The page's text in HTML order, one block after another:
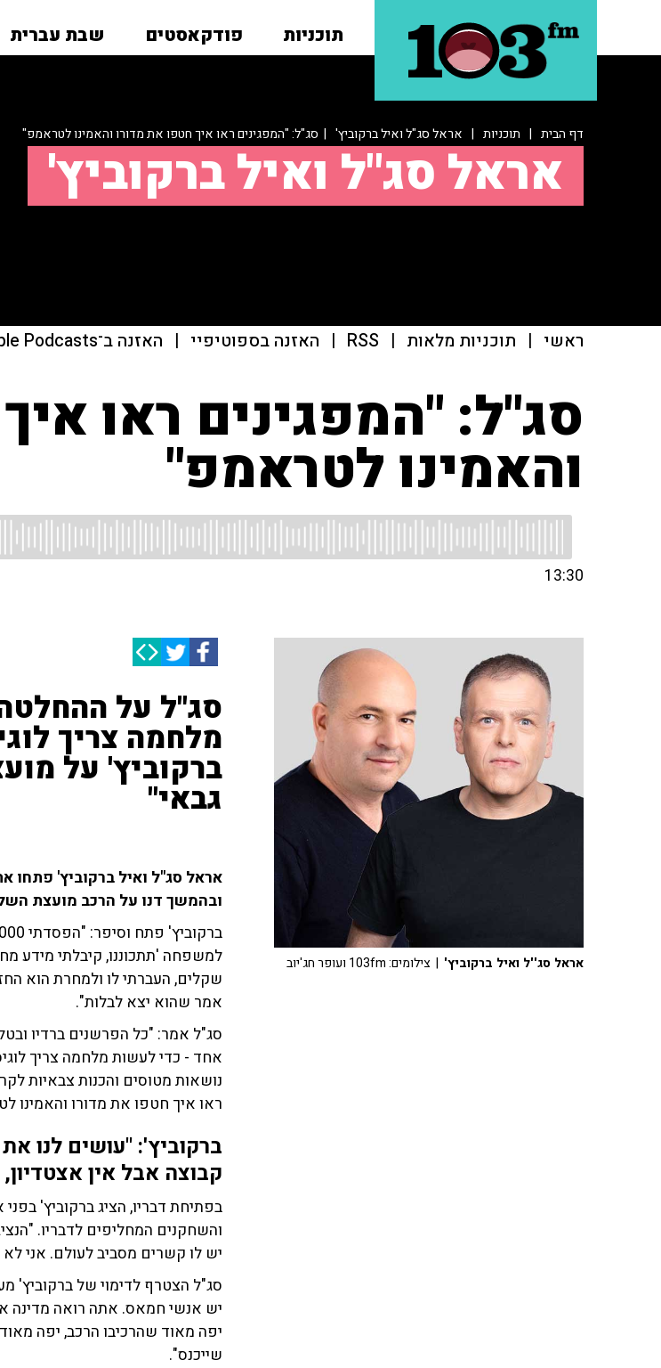
תוכניות פודקאסטים שבת עברית
דף הבית | תוכניות | אראל סג"ל ואיל ברקוביץ' | סג"ל: "המפגינים ראו איך חטפו את מדורו והאמינו לטראמפ"
אראל סג"ל ואיל ברקוביץ'
ראשי | תוכניות מלאות |
RSS
| האזנה בספוטיפיי | האזנה ב־Apple Podcasts
סג"ל: "המפגינים ראו
והאמינו לטראמפ"
13:30
סג"ל על
מלחמה צריך
ברקוביץ' על
גבאי"
אראל סג"ל ואיל ברקוביץ' פתחו
ובהמשך דנו על הרכב מועצת
אמר שהוא יצא לבלות".
סג"ל אמר: "כל הפרשנים ברדיו
אחד - כדי לעשות מלחמה צריך
ראו איך חטפו את מדורו והאמינו
ברקוביץ': "עושים לנו
קבוצה אבל אין
בפתיחת דבריו, הציג ברקוביץ'
והשחקנים המחליפים לדבריו.
יש לו קשרים מסביב לעולם. אני
סג"ל הצטרף לדימוי של ברקוביץ'
יש אנשי חמאס. אתה רואה מדינה
יפה מאוד שהרכיבו הרכב, יפה
שייכנס".
אראל סג''ל ואיל ברקוביץ' | צילומים: 103fm ועופר חג'יוב